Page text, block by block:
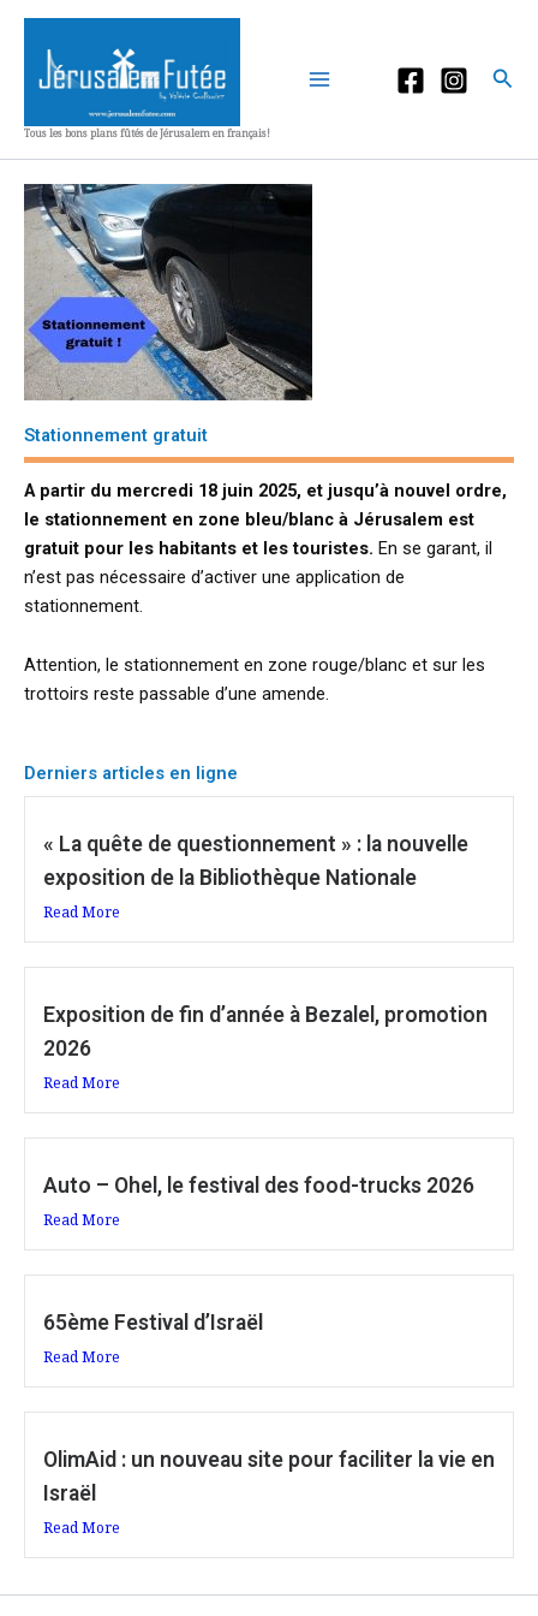
Aller
contenu
Tous les bons plans fûtés de Jérusalem en français!
Stationnement gratuit
A partir du mercredi 18 juin 2025, et jusqu’à nouvel ordre,
le stationnement en zone bleu/blanc à Jérusalem est
gratuit pour les habitants et les touristes. En se garant, il
n’est pas nécessaire d’activer une application de
stationnement.
Attention, le stationnement en zone rouge/blanc et sur les
trottoirs reste passable d’une amende.
Derniers articles en ligne
« La quête de questionnement » : la nouvelle
exposition de la Bibliothèque Nationale
Read More
Exposition de fin d’année à Bezalel, promotion
2026
Read More
Auto – Ohel, le festival des food-trucks 2026
Read More
65ème Festival d’Israël
Read More
OlimAid : un nouveau site pour faciliter la vie en
Israël
Read More